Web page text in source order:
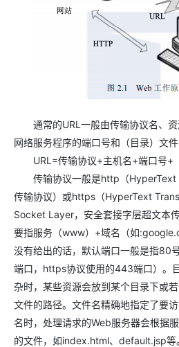
通常的URL一般由传输协议名、资
网络服务程序的端口号和（目录）文
URL=传输协议+主机名+端口号+（
传输协议一般是http（HyperText
传输协议）或https（HyperText
Socket Layer，安全套接字层超文本
要指服务（www）+域名（如
没有给出的话，默认端口一般是指80
端口，https协议使用的443端口）。
杂时，某些资源会放到某个目录下或
文件的路径。文件名精确地指定了要
名时，处理请求的Web服务器会根据
的文件，如index.html、default.jsp等